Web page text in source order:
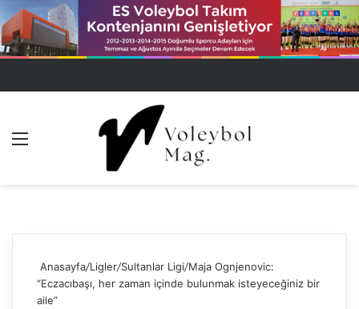
Anasayfa/Ligler/Sultanlar Ligi/Maja Ognjenovic:
“Eczacıbaşı, her zaman içinde bulunmak isteyeceğiniz bir
aile”